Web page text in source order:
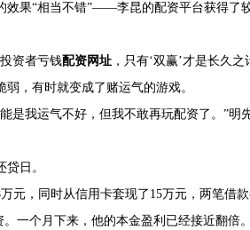
效果“相当不错”——李昆的配资平台获得了
资者亏钱配资网址 ，只有‘双赢’才是长久之
，有时就变成了赌运气的游戏。
是我运气不好，但我不敢再玩配资了。”明
日。
元，同时从信用卡套现了15万元，两笔借
一个月下来，他的本金盈利已经接近翻倍。